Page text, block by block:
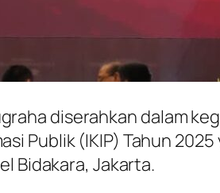
diserahkan dalam
Publik (IKIP) Tahun
Bidakara, Jakarta.